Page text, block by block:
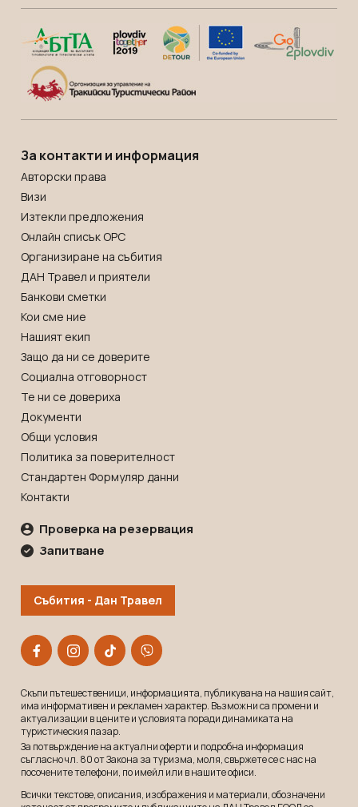
За контакти и информация
Авторски права
Визи
Изтекли предложения
Онлайн списък OРС
Организиране на събития
ДАН Травел и приятели
Банкови сметки
Кои сме ние
Нашият екип
Защо да ни се доверите
Социална отговорност
Те ни се довериха
Документи
Общи условия
Политика за поверителност
Стандартен Формуляр данни
Контакти
Проверка на резервация
Запитване
Събития - Дан Травел
Скъпи пътешественици, информацията, публикувана на нашия сайт,
има информативен и рекламeн характер. Възможни са промени и
актуализации в цените и условията поради динамиката на
туристическия пазар.
За потвърждение на актуални оферти и подробна информация
съгласно чл. 80 от Закона за туризма, моля, свържете се с нас на
посочените телефони, по имейл или в нашите офиси.
Всички текстове, описания, изображения и материали, обозначени